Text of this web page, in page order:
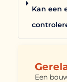
Kan een
Een